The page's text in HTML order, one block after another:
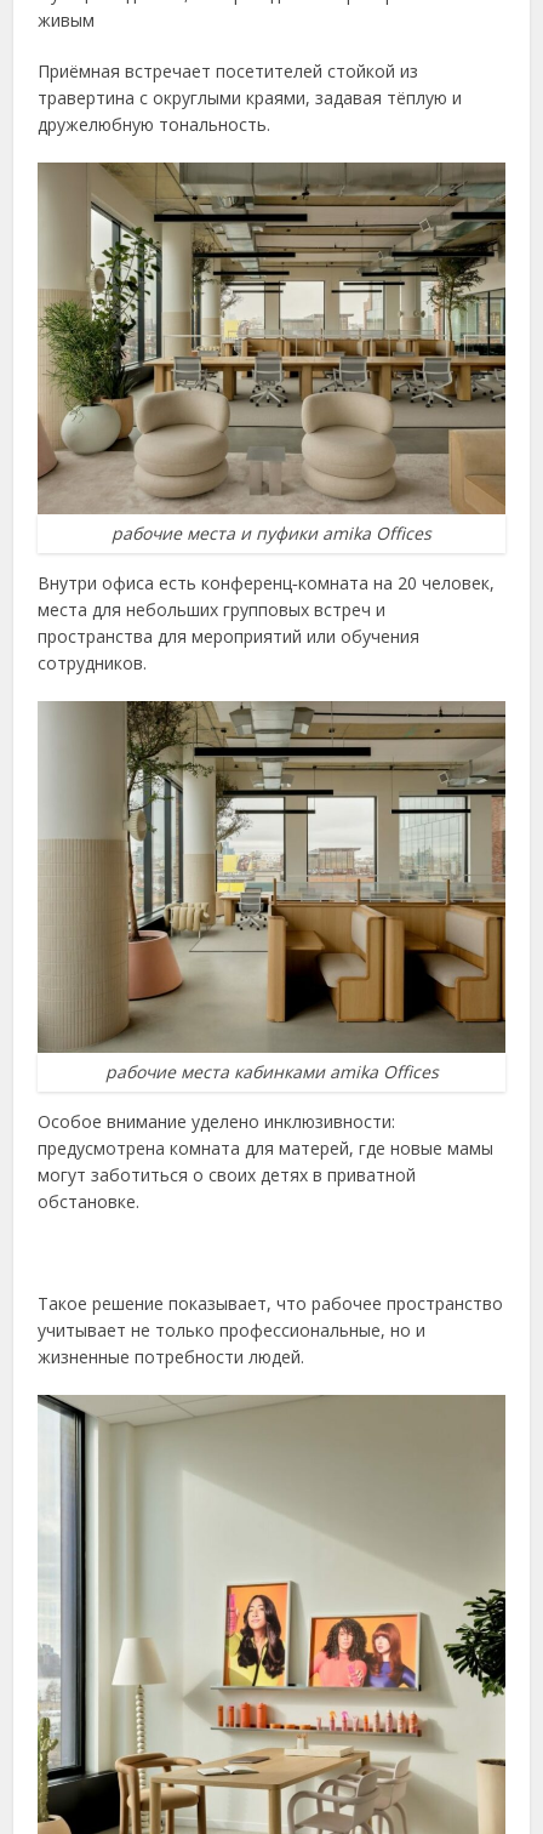
живым
Приёмная встречает посетителей стойкой из
травертина с округлыми краями, задавая тёплую и
дружелюбную тональность.
рабочие места и пуфики amika Offices
Внутри офиса есть конференц‑комната на 20 человек,
места для небольших групповых встреч и
пространства для мероприятий или обучения
сотрудников.
рабочие места кабинками amika Offices
Особое внимание уделено инклюзивности:
предусмотрена комната для матерей, где новые мамы
могут заботиться о своих детях в приватной
обстановке.
Такое решение показывает, что рабочее пространство
учитывает не только профессиональные, но и
жизненные потребности людей.